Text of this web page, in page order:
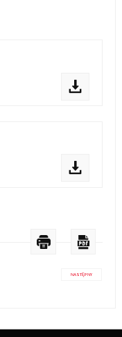
NASTĘPNY